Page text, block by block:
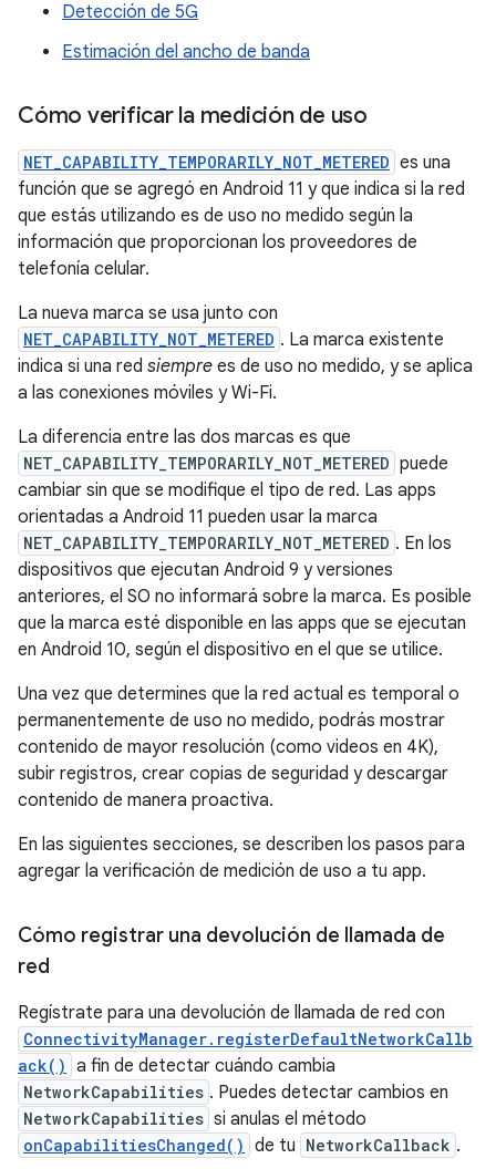
Detección de 5G
Estimación del ancho de banda
Cómo verificar la medición de uso
NET_CAPABILITY_TEMPORARILY_NOT_METERED es una
función que se agregó en Android 11 y que indica si la red
que estás utilizando es de uso no medido según la
información que proporcionan los proveedores de
telefonía celular.
La nueva marca se usa junto con
NET_CAPABILITY_NOT_METERED . La marca existente
indica si una red siempre es de uso no medido, y se aplica
a las conexiones móviles y Wi-Fi.
La diferencia entre las dos marcas es que
NET_CAPABILITY_TEMPORARILY_NOT_METERED puede
cambiar sin que se modifique el tipo de red. Las apps
orientadas a Android 11 pueden usar la marca
NET_CAPABILITY_TEMPORARILY_NOT_METERED . En los
dispositivos que ejecutan Android 9 y versiones
anteriores, el SO no informará sobre la marca. Es posible
que la marca esté disponible en las apps que se ejecutan
en Android 10, según el dispositivo en el que se utilice.
Una vez que determines que la red actual es temporal o
permanentemente de uso no medido, podrás mostrar
contenido de mayor resolución (como videos en 4K),
subir registros, crear copias de seguridad y descargar
contenido de manera proactiva.
En las siguientes secciones, se describen los pasos para
agregar la verificación de medición de uso a tu app.
Cómo registrar una devolución de llamada de
red
Regístrate para una devolución de llamada de red con
ConnectivityManager.registerDefaultNetworkCallb
ack() a fin de detectar cuándo cambia
NetworkCapabilities . Puedes detectar cambios en
NetworkCapabilities si anulas el método
onCapabilitiesChanged() de tu NetworkCallback .